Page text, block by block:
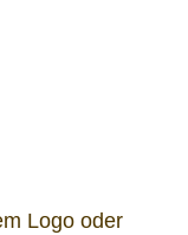
Logo oder